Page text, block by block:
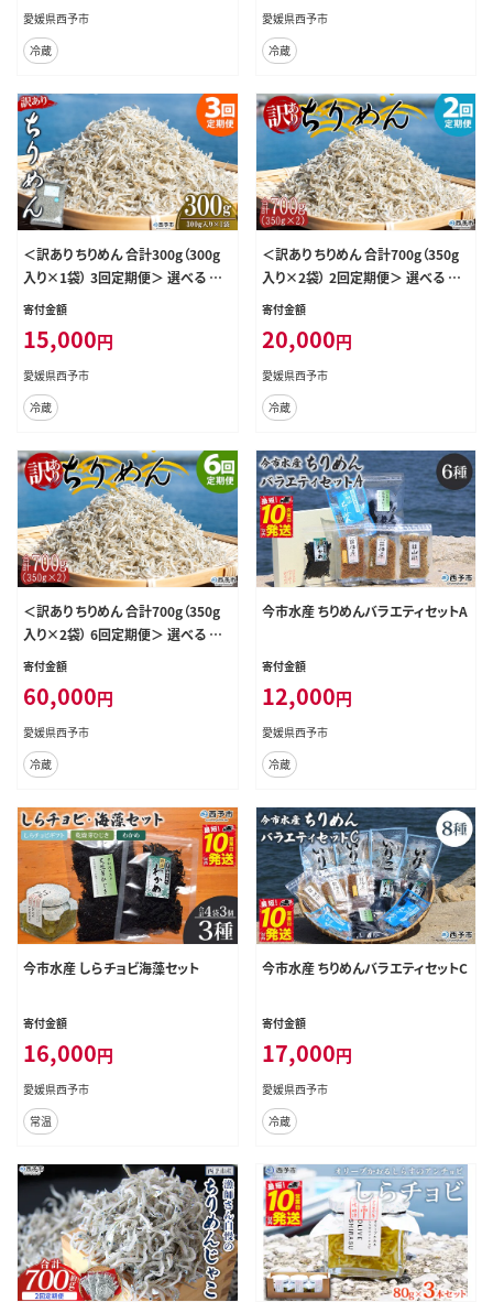
特産品 網元・祇園丸 愛媛県 西予市
【冷蔵】『お申込み月の翌月より配送
を開始します』
愛媛県西予市
冷蔵
特産品 網元・祇園丸 愛媛県 西予市
【冷蔵】『お申込み月の翌月より配送
を開始します』
愛媛県西予市
冷蔵
＜訳あり ちりめん 合計300g（300g
入り×1袋） 3回定期便＞ 選べる 定
期便 天日干し お徳用 しらす シラス
品 おにぎり おつまみ おやつ 家庭用
特産品 網元・祇園丸 愛媛県 西予市
【冷蔵】『お申込み月の翌月より配送
を開始します』
寄付金額
15,000円
愛媛県西予市
冷蔵
＜訳あり ちりめん 合計700g（350g
入り×2袋） 2回定期便＞ 選べる 定
期便 天日干し お徳用 しらす シラス
品 おにぎり おつまみ おやつ 家庭用
特産品 網元・祇園丸 愛媛県 西予市
【冷蔵】『お申込み月の翌月より配送
を開始します』
寄付金額
20,000円
愛媛県西予市
冷蔵
＜訳あり ちりめん 合計700g（350g
入り×2袋） 6回定期便＞ 選べる 定
期便 天日干し お徳用 しらす シラス
品 おにぎり おつまみ おやつ 家庭用
特産品 網元・祇園丸 愛媛県 西予市
【冷蔵】『お申込み月の翌月より配送
を開始します』
寄付金額
60,000円
愛媛県西予市
冷蔵
今市水産 ちりめんバラエティセットA
寄付金額
12,000円
愛媛県西予市
冷蔵
今市水産 しらチョビ海藻セット
寄付金額
16,000円
愛媛県西予市
常温
今市水産 ちりめんバラエティセットC
寄付金額
17,000円
愛媛県西予市
冷蔵